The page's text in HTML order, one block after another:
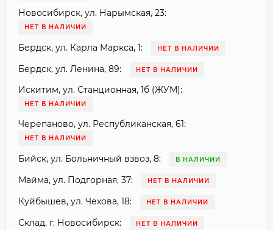
Новосибирск, ул. Нарымская, 23:
НЕТ В НАЛИЧИИ
Бердск, ул. Карла Маркса, 1: НЕТ В НАЛИЧИИ
Бердск, ул. Ленина, 89: НЕТ В НАЛИЧИИ
Искитим, ул. Станционная, 1б (ЖУМ):
НЕТ В НАЛИЧИИ
Черепаново, ул. Республиканская, 61:
НЕТ В НАЛИЧИИ
Бийск, ул. Больничный взвоз, 8: В НАЛИЧИИ
Майма, ул. Подгорная, 37: НЕТ В НАЛИЧИИ
Куйбышев, ул. Чехова, 18: НЕТ В НАЛИЧИИ
Склад, г. Новосибирск: НЕТ В НАЛИЧИИ